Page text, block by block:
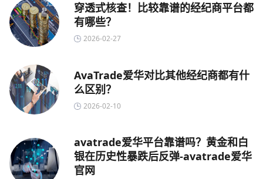
穿透式核查！比较靠谱的经纪商平台都
有哪些？
2026-02-27
AvaTrade爱华对比其他经纪商都有什
么区别？
2026-02-10
avatrade爱华平台靠谱吗？黄金和白
银在历史性暴跌后反弹-avatrade爱华
官网